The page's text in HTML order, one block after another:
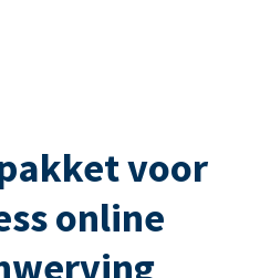
voor
online